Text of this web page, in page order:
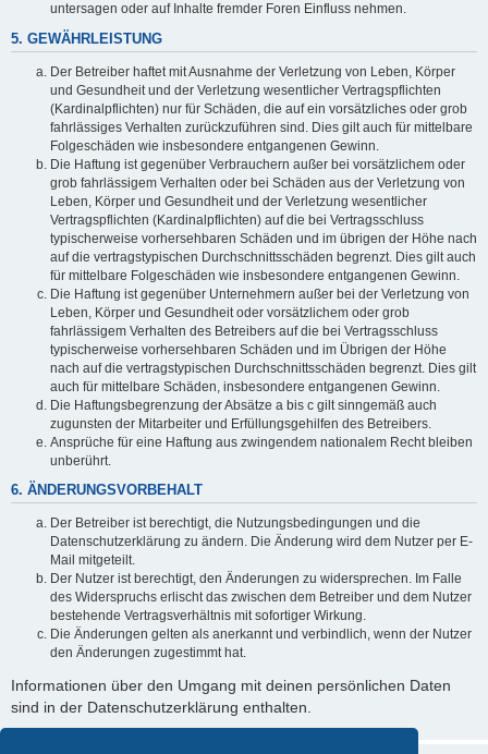
untersagen oder auf Inhalte fremder Foren Einfluss nehmen.
5. GEWÄHRLEISTUNG
Der Betreiber haftet mit Ausnahme der Verletzung von Leben, Körper
und Gesundheit und der Verletzung wesentlicher Vertragspflichten
(Kardinalpflichten) nur für Schäden, die auf ein vorsätzliches oder grob
fahrlässiges Verhalten zurückzuführen sind. Dies gilt auch für mittelbare
Folgeschäden wie insbesondere entgangenen Gewinn.
Die Haftung ist gegenüber Verbrauchern außer bei vorsätzlichem oder
grob fahrlässigem Verhalten oder bei Schäden aus der Verletzung von
Leben, Körper und Gesundheit und der Verletzung wesentlicher
Vertragspflichten (Kardinalpflichten) auf die bei Vertragsschluss
typischerweise vorhersehbaren Schäden und im übrigen der Höhe nach
auf die vertragstypischen Durchschnittsschäden begrenzt. Dies gilt auch
für mittelbare Folgeschäden wie insbesondere entgangenen Gewinn.
Die Haftung ist gegenüber Unternehmern außer bei der Verletzung von
Leben, Körper und Gesundheit oder vorsätzlichem oder grob
fahrlässigem Verhalten des Betreibers auf die bei Vertragsschluss
typischerweise vorhersehbaren Schäden und im Übrigen der Höhe
nach auf die vertragstypischen Durchschnittsschäden begrenzt. Dies gilt
auch für mittelbare Schäden, insbesondere entgangenen Gewinn.
Die Haftungsbegrenzung der Absätze a bis c gilt sinngemäß auch
zugunsten der Mitarbeiter und Erfüllungsgehilfen des Betreibers.
Ansprüche für eine Haftung aus zwingendem nationalem Recht bleiben
unberührt.
6. ÄNDERUNGSVORBEHALT
Der Betreiber ist berechtigt, die Nutzungsbedingungen und die
Datenschutzerklärung zu ändern. Die Änderung wird dem Nutzer per E-
Mail mitgeteilt.
Der Nutzer ist berechtigt, den Änderungen zu widersprechen. Im Falle
des Widerspruchs erlischt das zwischen dem Betreiber und dem Nutzer
bestehende Vertragsverhältnis mit sofortiger Wirkung.
Die Änderungen gelten als anerkannt und verbindlich, wenn der Nutzer
den Änderungen zugestimmt hat.
Informationen über den Umgang mit deinen persönlichen Daten
sind in der Datenschutzerklärung enthalten.